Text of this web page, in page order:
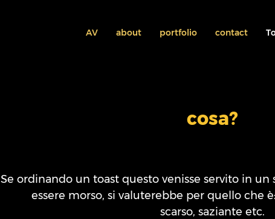
AV about portfolio contact
cosa?
Se ordinando un toast questo venisse servito in
essere morso, si valuterebbe per quello che
scarso, saziante etc.